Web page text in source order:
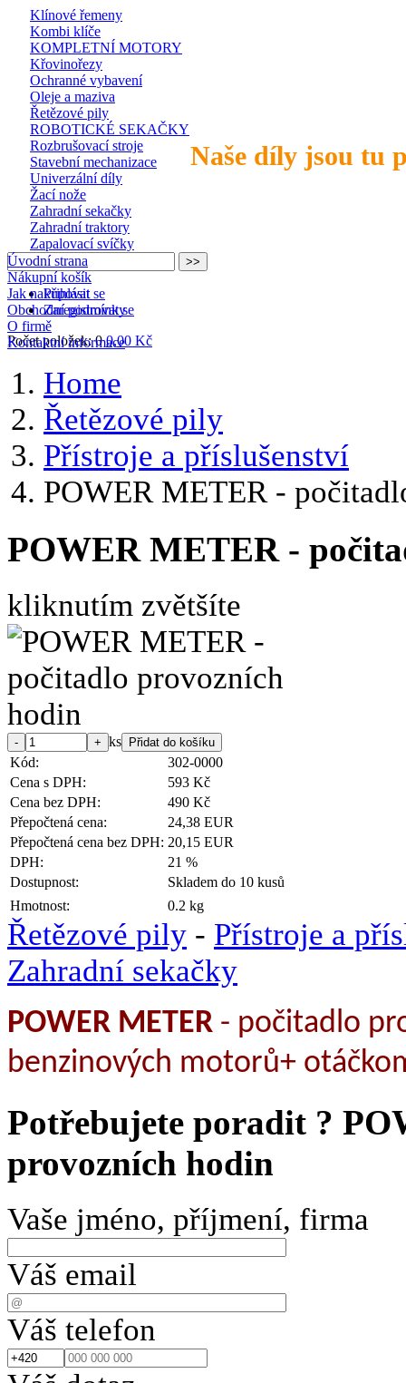
Naše díly jsou tu
Klínové řemeny
Kombi klíče
KOMPLETNÍ MOTORY
Křovinořezy
Ochranné vybavení
Oleje a maziva
Řetězové pily
ROBOTICKÉ SEKAČKY
Rozbrušovací stroje
Stavební mechanizace
Univerzální díly
Žací nože
Zahradní sekačky
Zahradní traktory
Zapalovací svíčky
Přihlásit se
Zaregistrovat se
Počet položek: 0 0,00 Kč
Úvodní strana
Nákupní košík
Jak nakupovat
Obchodní podmínky
O firmě
Kontaktní informace
Home
Řetězové pily
Přístroje a příslušenství
POWER METER -
POWER METER -
kliknutím zvětšíte
ks
Kód:
302-0000
Cena s DPH:
593 Kč
Cena bez DPH:
490 Kč
Přepočtená cena:
24,38 EUR
Přepočtená cena bez DPH: 20,15 EUR
DPH:
21 %
Dostupnost:
Skladem do 10 kusů
Hmotnost:
0.2 kg
Řetězové pily - Přístroje a
Zahradní sekačky
POWER METER - počitadlo
benzinových motorů+
Potřebujete poradit ?
provozních hodin
Vaše jméno, příjmení, firma
Váš email
Váš telefon